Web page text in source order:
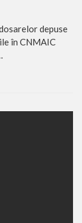
depuse
în CNMAIC